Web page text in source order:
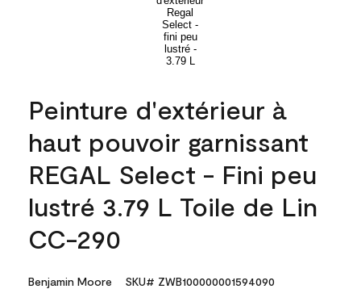
Peinture d'extérieur à
haut pouvoir garnissant
REGAL Select - Fini peu
lustré 3.79 L Toile de Lin
CC-290
Benjamin Moore SKU# ZWB100000001594090